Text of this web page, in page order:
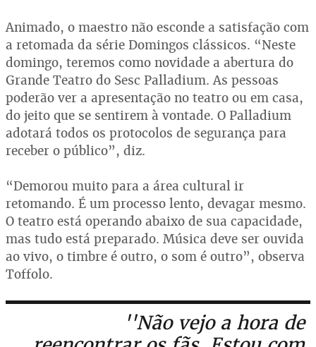
Animado, o maestro não esconde a satisfação com
a retomada da série Domingos clássicos. “Neste
domingo, teremos como novidade a abertura do
Grande Teatro do Sesc Palladium. As pessoas
poderão ver a apresentação no teatro ou em casa,
do jeito que se sentirem à vontade. O Palladium
adotará todos os protocolos de segurança para
receber o público”, diz.
“Demorou muito para a área cultural ir
retomando. É um processo lento, devagar mesmo.
O teatro está operando abaixo de sua capacidade,
mas tudo está preparado. Música deve ser ouvida
ao vivo, o timbre é outro, o som é outro”, observa
Toffolo.
''Não vejo a hora de